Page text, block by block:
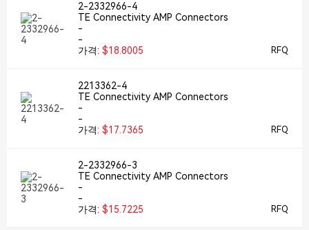
2-2332966-4
TE Connectivity AMP Connectors
-
-
가격: $18.8005 RFQ
2213362-4
TE Connectivity AMP Connectors
-
-
가격: $17.7365 RFQ
2-2332966-3
TE Connectivity AMP Connectors
-
-
가격: $15.7225 RFQ